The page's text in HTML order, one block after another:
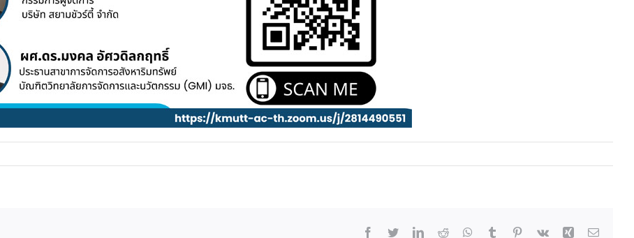
Facebook
TwitterLinkedIn
Reddit WhatsApp
Tumblr Pinterest
Vk Xing Email